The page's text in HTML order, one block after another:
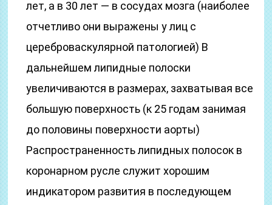
лет, а в 30 лет — в сосудах мозга (наиболее
отчетливо они выражены у лиц с
цереброваскулярной патологией) В
дальнейшем липидные полоски
увеличиваются в размерах, захватывая все
большую поверхность (к 25 годам занимая
до половины поверхности аорты)
Распространенность липидных полосок в
коронарном русле служит хорошим
индикатором развития в последующем